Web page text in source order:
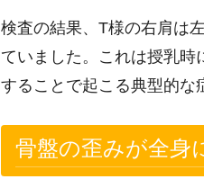
検査の結果、T様の右肩は
ていました。これは授乳時
することで起こる典型的な
骨盤の歪みが全身